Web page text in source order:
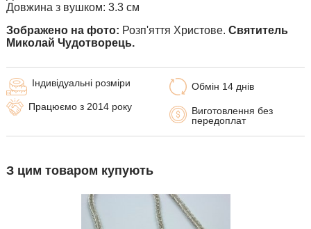
Довжина з вушком: 3.3 см
Зображено на фото: Розп'яття Христове. Святитель
Миколай Чудотворець.
Обмін 14 днів
Виготовлення без
передоплат
Індивідуальні розміри
Працюємо з 2014 року
З цим товаром купують